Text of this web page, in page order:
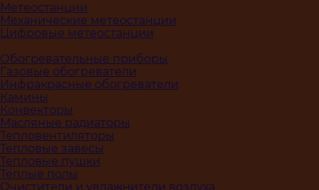
Метеостанции
Механические метеостанции
Цифровые метеостанции
Обогревательные приборы
Газовые обогреватели
Инфракрасные обогреватели
Камины
Конвекторы
Масляные радиаторы
Тепловентиляторы
Тепловые завесы
Тепловые пушки
Теплые полы
Очистители и увлажнители воздуха